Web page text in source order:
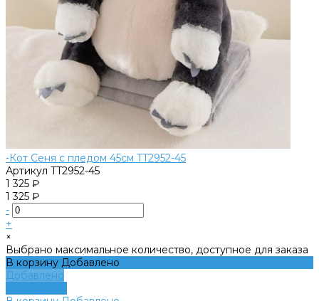
-Кот Сеня с пледом 45см TT2952-45
Артикул TT2952-45
1 325 ₽
1 325 ₽
-
+
×
Выбрано максимальное количество, доступное для заказа
В корзину Добавлено
Добавлено